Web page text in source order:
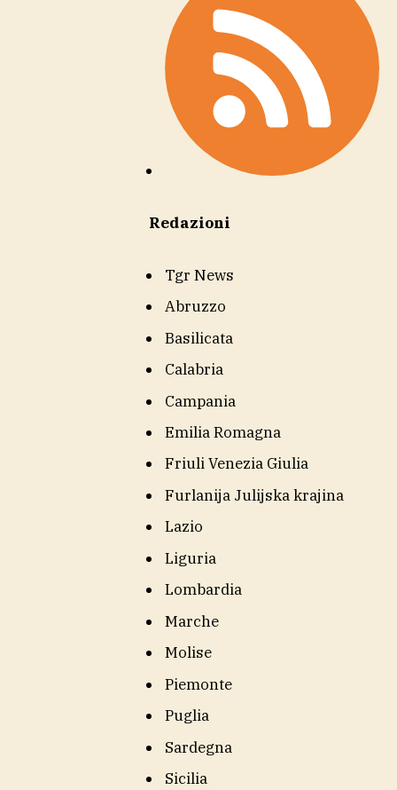
Redazioni
Tgr News
Abruzzo
Basilicata
Calabria
Campania
Emilia Romagna
Friuli Venezia Giulia
Furlanija Julijska krajina
Lazio
Liguria
Lombardia
Marche
Molise
Piemonte
Puglia
Sardegna
Sicilia